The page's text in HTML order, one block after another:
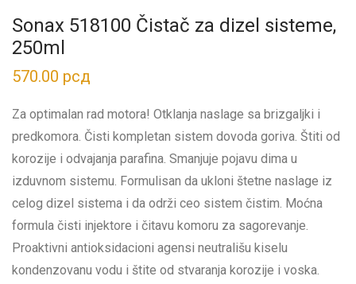
Sonax 518100 Čistač za dizel sisteme,
250ml
570.00 рсд
Za optimalan rad motora! Otklanja naslage sa brizgaljki i
predkomora. Čisti kompletan sistem dovoda goriva. Štiti od
korozije i odvajanja parafina. Smanjuje pojavu dima u
izduvnom sistemu. Formulisan da ukloni štetne naslage iz
celog dizel sistema i da održi ceo sistem čistim. Moćna
formula čisti injektore i čitavu komoru za sagorevanje.
Proaktivni antioksidacioni agensi neutrališu kiselu
kondenzovanu vodu i štite od stvaranja korozije i voska.